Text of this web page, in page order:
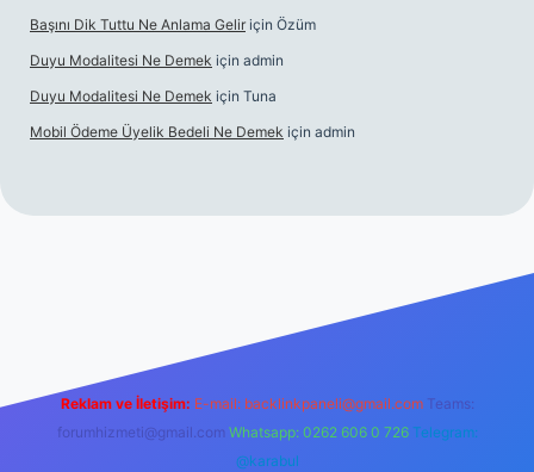
Başını Dik Tuttu Ne Anlama Gelir için Özüm
Duyu Modalitesi Ne Demek için admin
Duyu Modalitesi Ne Demek için Tuna
Mobil Ödeme Üyelik Bedeli Ne Demek için admin
Reklam ve İletişim: E-mail: backlinkpaneli@gmail.com Teams:
forumhizmeti@gmail.com Whatsapp: 0262 606 0 726 Telegram:
@karabul